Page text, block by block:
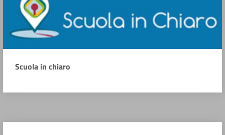
Scuola in chiaro